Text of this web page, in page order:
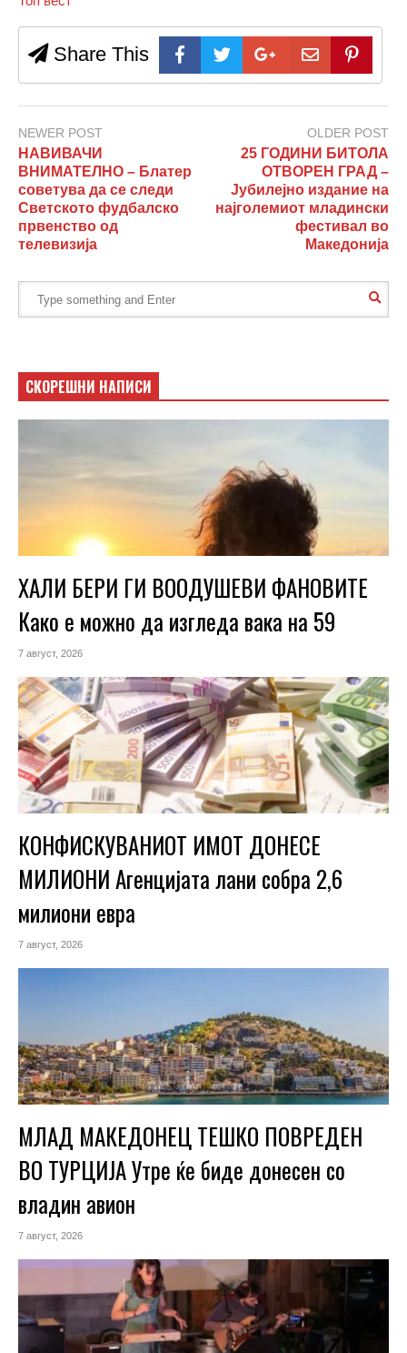
Share This
NEWER POST
НАВИВАЧИ
ВНИМАТЕЛНО – Блатер
советува да се следи
Светското фудбалско
првенство од
телевизија
OLDER POST
25 ГОДИНИ БИТОЛА
ОТВОРЕН ГРАД –
Јубилејно издание на
најголемиот младински
фестивал во
Македонија
СКОРЕШНИ НАПИСИ
ХАЛИ БЕРИ ГИ ВООДУШЕВИ ФАНОВИТЕ
Како е можно да изгледа вака на 59
7 август, 2026
КОНФИСКУВАНИОТ ИМОТ ДОНЕСЕ
МИЛИОНИ Агенцијата лани собра 2,6
милиони евра
7 август, 2026
МЛАД МАКЕДОНЕЦ ТЕШКО ПОВРЕДЕН
ВО ТУРЦИЈА Утре ќе биде донесен со
владин авион
7 август, 2026